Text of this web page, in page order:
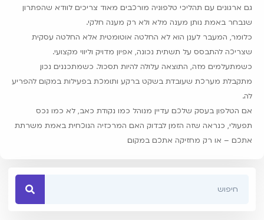
גם ארגונים עם תהליכי טלפוניה מורכבים מאוד צריכים לוודא שהפתרון
שנבחר באמת נותן מענה מלא ולא רק מענה חלקי.
כלומר, המעבר לענן הוא לא החלטה אוטומטית אלא החלטה עסקית
שצריכה להתבסס על תשתית נכונה, אפיון מדויק וליווי מקצועי.
כשמתעלמים מזה, התוצאה עלולה להיות תסכול. כשמתכננים נכון,
מתקבלת מערכת שעובדת בשקט ברקע ותומכת בפעילות במקום להפריע
לה.
אם הטלפון בעסק שלכם עדיין מנוהל כמו נקודת כאב, לא כמו נכס
תפעולי, כנראה שזה הזמן לבדוק האם המרכזיה הנוכחית באמת משרתת
אתכם – או רק מחזיקה אתכם במקום.